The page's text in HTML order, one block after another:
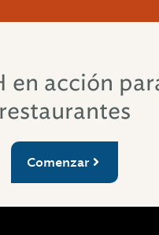
en acción
restaurantes
Comenzar